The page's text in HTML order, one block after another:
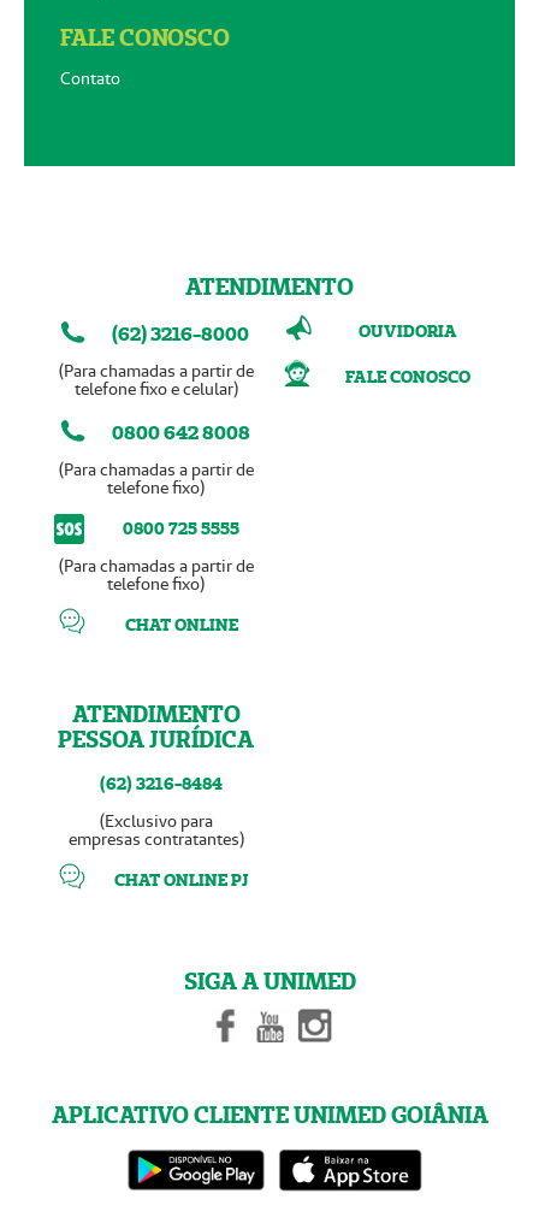
FALE CONOSCO
Contato
ATENDIMENTO
(62) 3216-8000
(Para chamadas a partir de
telefone fixo e celular)
0800 642 8008
(Para chamadas a partir de
telefone fixo)
0800 725 5555
(Para chamadas a partir de
telefone fixo)
CHAT ONLINE
ATENDIMENTO
PESSOA JURÍDICA
(62) 3216-8484
(Exclusivo para
empresas contratantes)
CHAT ONLINE PJ
OUVIDORIA
FALE CONOSCO
SIGA A UNIMED
APLICATIVO CLIENTE UNIMED GOIÂNIA